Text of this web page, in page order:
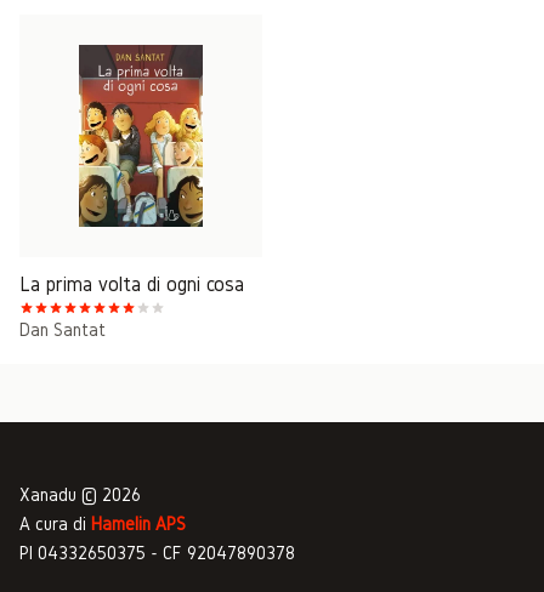
La prima volta di ogni cosa
Dan Santat
Xanadu © 2026
A cura di Hamelin APS
PI 04332650375 - CF 92047890378